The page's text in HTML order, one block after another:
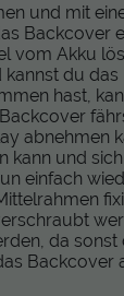
und mit
Backcover
vom Akku
kannst du
hast,
abnehmen
kann und
einfach
da
Backcover